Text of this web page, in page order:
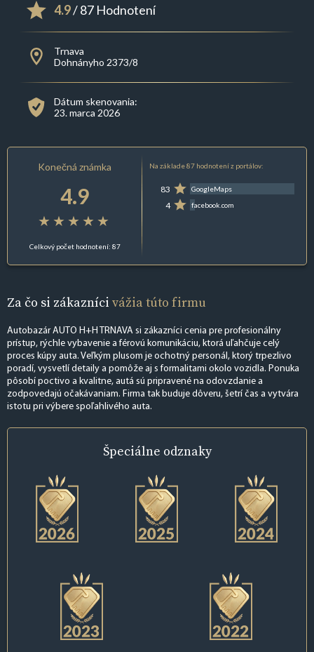
4.9/ 87 Hodnotení
Trnava
Dohnányho 2373/8
Dátum skenovania:
23. marca 2026
Konečná známka
4.9
Celkový počet hodnotení: 87
Na základe 87 hodnotení z portálov:
83 GoogleMaps
4 facebook.com
Za čo si zákazníci vážia túto firmu
Autobazár AUTO H+H TRNAVA si zákazníci cenia pre profesionálny
prístup, rýchle vybavenie a férovú komunikáciu, ktorá uľahčuje celý
proces kúpy auta. Veľkým plusom je ochotný personál, ktorý trpezlivo
poradí, vysvetlí detaily a pomôže aj s formalitami okolo vozidla. Ponuka
pôsobí poctivo a kvalitne, autá sú pripravené na odovzdanie a
zodpovedajú očakávaniam. Firma tak buduje dôveru, šetrí čas a vytvára
istotu pri výbere spoľahlivého auta.
Špeciálne odznaky